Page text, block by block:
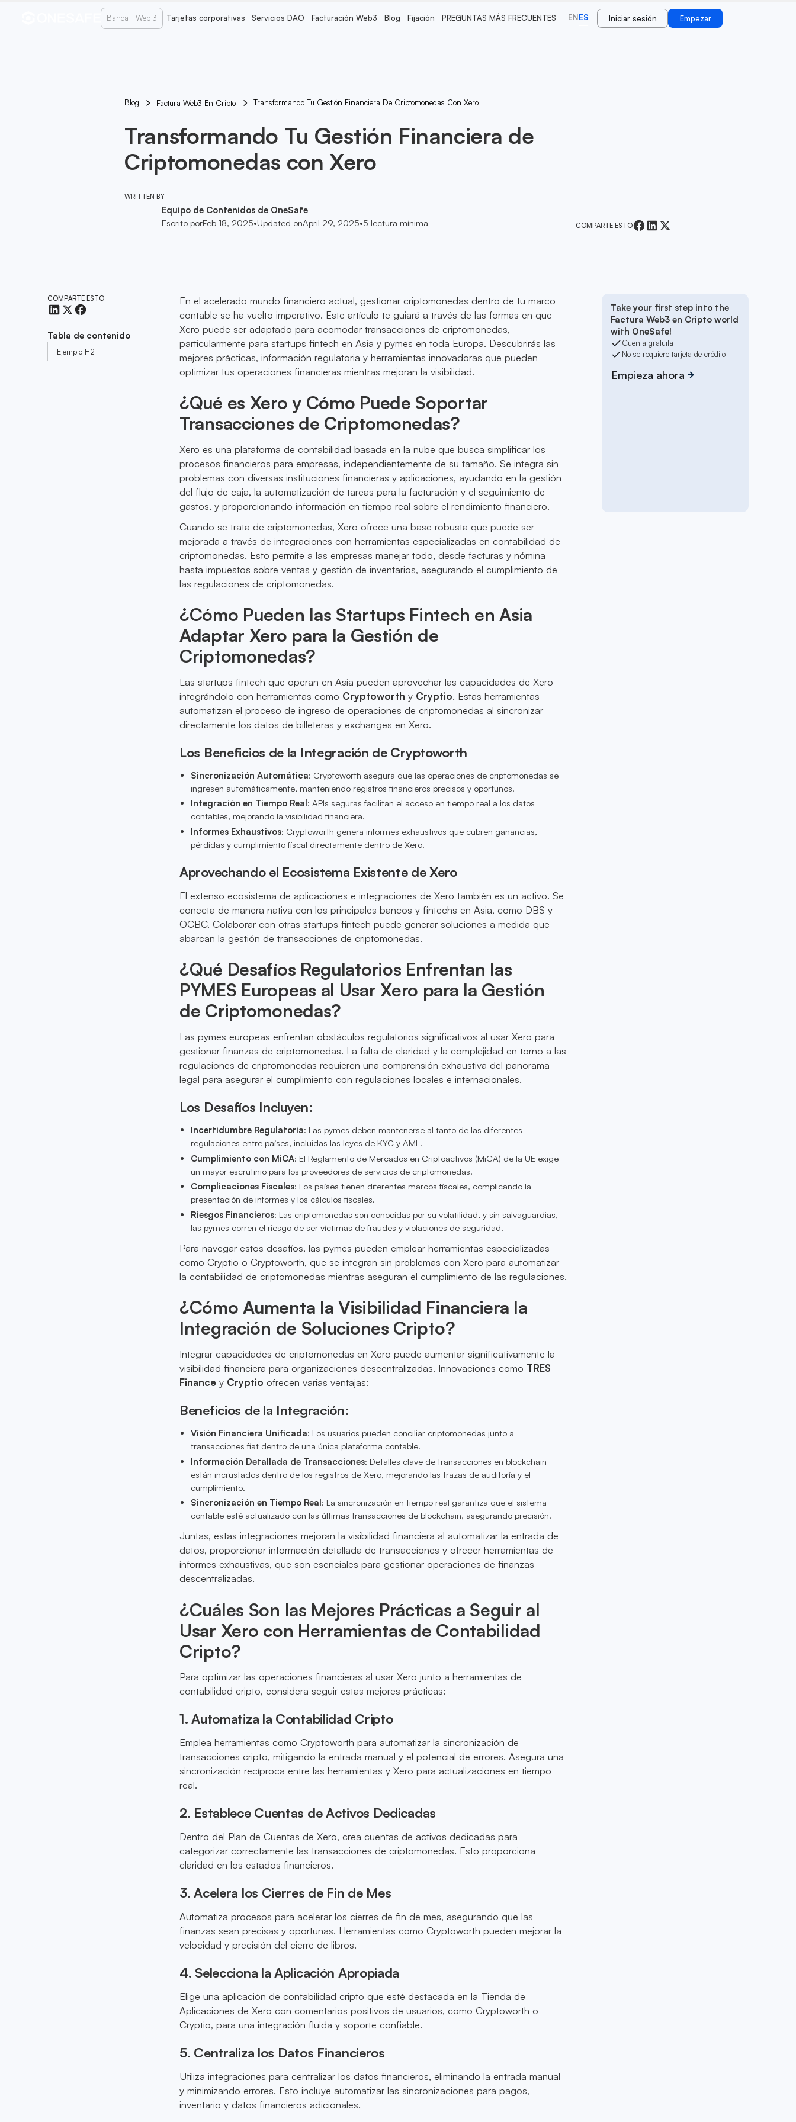
Banca Web 3 Tarjetas corporativas Servicios DAO Facturación Web3 Blog Fijación PREGUNTAS MÁS FRECUENTES ENES Iniciar sesión Empezar
Blog Factura Web3 En Cripto Transformando Tu Gestión Financiera De Criptomonedas Con Xero
Transformando Tu Gestión Financiera de
Criptomonedas con Xero
WRITTEN BY
Equipo de Contenidos de OneSafe
Escrito porFeb 18, 2025•Updated onApril 29, 2025•5 lectura mínima COMPARTE ESTO
COMPARTE ESTO
Tabla de contenido
Ejemplo H2
En el acelerado mundo financiero actual, gestionar criptomonedas dentro de tu marco
contable se ha vuelto imperativo. Este artículo te guiará a través de las formas en que
Xero puede ser adaptado para acomodar transacciones de criptomonedas,
particularmente para startups fintech en Asia y pymes en toda Europa. Descubrirás las
mejores prácticas, información regulatoria y herramientas innovadoras que pueden
optimizar tus operaciones financieras mientras mejoran la visibilidad.
¿Qué es Xero y Cómo Puede Soportar
Transacciones de Criptomonedas?
Xero es una plataforma de contabilidad basada en la nube que busca simplificar los
procesos financieros para empresas, independientemente de su tamaño. Se integra sin
problemas con diversas instituciones financieras y aplicaciones, ayudando en la gestión
del flujo de caja, la automatización de tareas para la facturación y el seguimiento de
gastos, y proporcionando información en tiempo real sobre el rendimiento financiero.
Cuando se trata de criptomonedas, Xero ofrece una base robusta que puede ser
mejorada a través de integraciones con herramientas especializadas en contabilidad de
criptomonedas. Esto permite a las empresas manejar todo, desde facturas y nómina
hasta impuestos sobre ventas y gestión de inventarios, asegurando el cumplimiento de
las regulaciones de criptomonedas.
¿Cómo Pueden las Startups Fintech en Asia
Adaptar Xero para la Gestión de
Criptomonedas?
Las startups fintech que operan en Asia pueden aprovechar las capacidades de Xero
integrándolo con herramientas como Cryptoworth y Cryptio. Estas herramientas
automatizan el proceso de ingreso de operaciones de criptomonedas al sincronizar
directamente los datos de billeteras y exchanges en Xero.
Los Beneficios de la Integración de Cryptoworth
Sincronización Automática: Cryptoworth asegura que las operaciones de criptomonedas se
ingresen automáticamente, manteniendo registros financieros precisos y oportunos.
Integración en Tiempo Real : APIs seguras facilitan el acceso en tiempo real a los datos
contables, mejorando la visibilidad financiera.
Informes Exhaustivos: Cryptoworth genera informes exhaustivos que cubren ganancias,
pérdidas y cumplimiento fiscal directamente dentro de Xero.
Aprovechando el Ecosistema Existente de Xero
El extenso ecosistema de aplicaciones e integraciones de Xero también es un activo. Se
conecta de manera nativa con los principales bancos y fintechs en Asia, como DBS y
OCBC. Colaborar con otras startups fintech puede generar soluciones a medida que
abarcan la gestión de transacciones de criptomonedas.
¿Qué Desafíos Regulatorios Enfrentan las
PYMES Europeas al Usar Xero para la Gestión
de Criptomonedas?
Las pymes europeas enfrentan obstáculos regulatorios significativos al usar Xero para
gestionar finanzas de criptomonedas. La falta de claridad y la complejidad en torno a las
regulaciones de criptomonedas requieren una comprensión exhaustiva del panorama
legal para asegurar el cumplimiento con regulaciones locales e internacionales.
Los Desafíos Incluyen:
Incertidumbre Regulatoria: Las pymes deben mantenerse al tanto de las diferentes
regulaciones entre países, incluidas las leyes de KYC y AML.
Cumplimiento con MiCA: El Reglamento de Mercados en Criptoactivos (MiCA) de la UE exige
un mayor escrutinio para los proveedores de servicios de criptomonedas.
Complicaciones Fiscales: Los países tienen diferentes marcos fiscales, complicando la
presentación de informes y los cálculos fiscales.
Riesgos Financieros: Las criptomonedas son conocidas por su volatilidad, y sin salvaguardias,
las pymes corren el riesgo de ser víctimas de fraudes y violaciones de seguridad.
Para navegar estos desafíos, las pymes pueden emplear herramientas especializadas
como Cryptio o Cryptoworth, que se integran sin problemas con Xero para automatizar
la contabilidad de criptomonedas mientras aseguran el cumplimiento de las regulaciones.
¿Cómo Aumenta la Visibilidad Financiera la
Integración de Soluciones Cripto?
Integrar capacidades de criptomonedas en Xero puede aumentar significativamente la
visibilidad financiera para organizaciones descentralizadas. Innovaciones como TRES
Finance y Cryptio ofrecen varias ventajas:
Beneficios de la Integración:
Visión Financiera Unificada: Los usuarios pueden conciliar criptomonedas junto a
transacciones fiat dentro de una única plataforma contable.
Información Detallada de Transacciones: Detalles clave de transacciones en blockchain
están incrustados dentro de los registros de Xero, mejorando las trazas de auditoría y el
cumplimiento.
Sincronización en Tiempo Real : La sincronización en tiempo real garantiza que el sistema
contable esté actualizado con las últimas transacciones de blockchain, asegurando precisión.
Juntas, estas integraciones mejoran la visibilidad financiera al automatizar la entrada de
datos, proporcionar información detallada de transacciones y ofrecer herramientas de
informes exhaustivas, que son esenciales para gestionar operaciones de finanzas
descentralizadas.
¿Cuáles Son las Mejores Prácticas a Seguir al
Usar Xero con Herramientas de Contabilidad
Cripto?
Para optimizar las operaciones financieras al usar Xero junto a herramientas de
contabilidad cripto, considera seguir estas mejores prácticas:
1. Automatiza la Contabilidad Cripto
Emplea herramientas como Cryptoworth para automatizar la sincronización de
transacciones cripto, mitigando la entrada manual y el potencial de errores. Asegura una
sincronización recíproca entre las herramientas y Xero para actualizaciones en tiempo
real.
2. Establece Cuentas de Activos Dedicadas
Dentro del Plan de Cuentas de Xero, crea cuentas de activos dedicadas para
categorizar correctamente las transacciones de criptomonedas. Esto proporciona
claridad en los estados financieros.
3. Acelera los Cierres de Fin de Mes
Automatiza procesos para acelerar los cierres de fin de mes, asegurando que las
finanzas sean precisas y oportunas. Herramientas como Cryptoworth pueden mejorar la
velocidad y precisión del cierre de libros.
4. Selecciona la Aplicación Apropiada
Elige una aplicación de contabilidad cripto que esté destacada en la Tienda de
Aplicaciones de Xero con comentarios positivos de usuarios, como Cryptoworth o
Cryptio, para una integración fluida y soporte confiable.
5. Centraliza los Datos Financieros
Utiliza integraciones para centralizar los datos financieros, eliminando la entrada manual
y minimizando errores. Esto incluye automatizar las sincronizaciones para pagos,
inventario y datos financieros adicionales.
Take your first step into the
Factura Web3 en Cripto world
with OneSafe!
Cuenta gratuita
No se requiere tarjeta de crédito
Empieza ahora